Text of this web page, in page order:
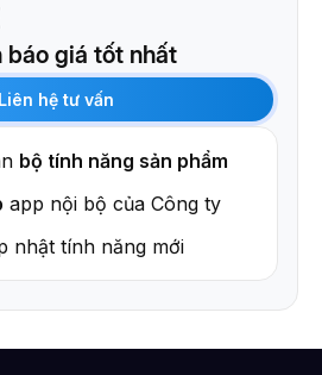
báo giá tốt nhất
Liên hệ tư vấn
bộ tính năng sản phẩm
app nội bộ của Công ty
nhật tính năng mới